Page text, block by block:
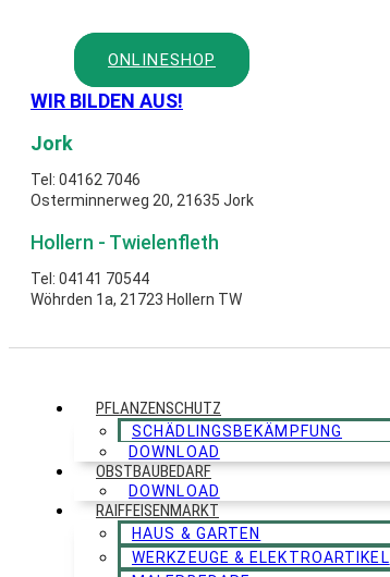
ONLINESHOP
WIR BILDEN AUS!
Jork
Tel: 04162 7046
Osterminnerweg 20, 21635 Jork
Hollern - Twielenfleth
Tel: 04141 70544
Wöhrden 1a, 21723 Hollern TW
PFLANZENSCHUTZ
SCHÄDLINGSBEKÄMPFUNG
DOWNLOAD
OBSTBAUBEDARF
DOWNLOAD
RAIFFEISENMARKT
HAUS & GARTEN
WERKZEUGE & ELEKTROARTIKEL